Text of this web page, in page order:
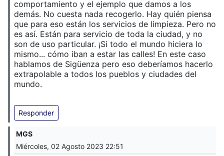
comportamiento y el ejemplo que damos a los
demás. No cuesta nada recogerlo. Hay quién piensa
que para eso están los servicios de limpieza. Pero no
es así. Están para servicio de toda la ciudad, y no
son de uso particular. ¡Si todo el mundo hiciera lo
mismo... cómo iban a estar las calles! En este caso
hablamos de Sigüenza pero eso deberíamos hacerlo
extrapolable a todos los pueblos y ciudades del
mundo.
Responder
MGS
Miércoles, 02 Agosto 2023 22:51